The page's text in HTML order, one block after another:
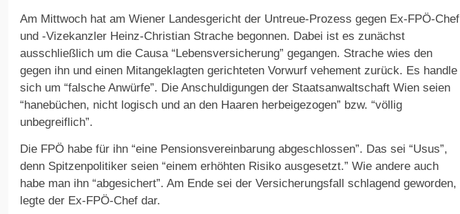
Am Mittwoch hat am Wiener Landesgericht der Untreue-Prozess gegen Ex-FPÖ-Chef
und -Vizekanzler Heinz-Christian Strache begonnen. Dabei ist es zunächst
ausschließlich um die Causa “Lebensversicherung” gegangen. Strache wies den
gegen ihn und einen Mitangeklagten gerichteten Vorwurf vehement zurück. Es handle
sich um “falsche Anwürfe”. Die Anschuldigungen der Staatsanwaltschaft Wien seien
“hanebüchen, nicht logisch und an den Haaren herbeigezogen” bzw. “völlig
unbegreiflich”.
Die FPÖ habe für ihn “eine Pensionsvereinbarung abgeschlossen”. Das sei “Usus”,
denn Spitzenpolitiker seien “einem erhöhten Risiko ausgesetzt.” Wie andere auch
habe man ihn “abgesichert”. Am Ende sei der Versicherungsfall schlagend geworden,
legte der Ex-FPÖ-Chef dar.